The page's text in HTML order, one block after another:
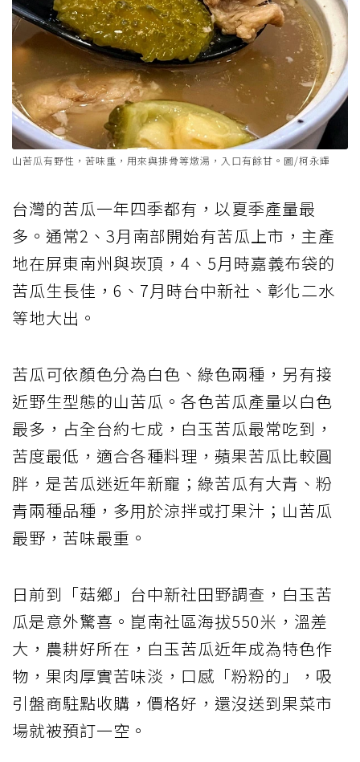
山苦瓜有野性，苦味重，用來與排骨等燉湯，入口有餘甘。圖/柯永輝
台灣的苦瓜一年四季都有，以夏季產量最
多。通常2、3月南部開始有苦瓜上市，主產
地在屏東南州與崁頂，4、5月時嘉義布袋的
苦瓜生長佳，6、7月時台中新社、彰化二水
等地大出。
苦瓜可依顏色分為白色、綠色兩種，另有接
近野生型態的山苦瓜。各色苦瓜產量以白色
最多，占全台約七成，白玉苦瓜最常吃到，
苦度最低，適合各種料理，蘋果苦瓜比較圓
胖，是苦瓜迷近年新寵；綠苦瓜有大青、粉
青兩種品種，多用於涼拌或打果汁；山苦瓜
最野，苦味最重。
日前到「菇鄉」台中新社田野調查，白玉苦
瓜是意外驚喜。崑南社區海拔550米，溫差
大，農耕好所在，白玉苦瓜近年成為特色作
物，果肉厚實苦味淡，口感「粉粉的」，吸
引盤商駐點收購，價格好，還沒送到果菜市
場就被預訂一空。